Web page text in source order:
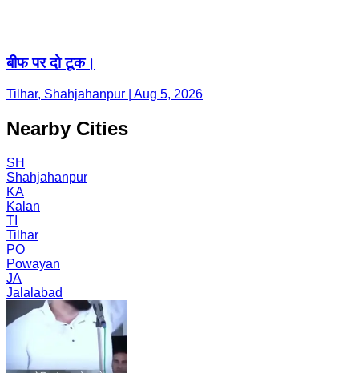
बीफ पर दो टूक।
Tilhar, Shahjahanpur | Aug 5, 2026
Nearby Cities
SH
Shahjahanpur
KA
Kalan
TI
Tilhar
PO
Powayan
JA
Jalalabad